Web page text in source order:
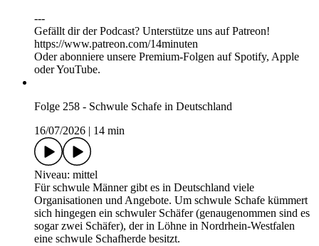
---
Gefällt dir der Podcast? Unterstütze uns auf ⁠⁠⁠⁠⁠⁠⁠⁠⁠⁠⁠⁠Patreon⁠⁠⁠⁠⁠⁠⁠⁠⁠⁠⁠⁠!
https://www.patreon.com/14minuten
Oder abonniere unsere Premium-Folgen auf Spotify, Apple
oder YouTube.
Folge 258 - Schwule Schafe in Deutschland
16/07/2026
14 min
Niveau: mittel
Für schwule Männer gibt es in Deutschland viele
Organisationen und Angebote. Um schwule Schafe kümmert
sich hingegen ein schwuler Schäfer (genaugenommen sind es
sogar zwei Schäfer), der in Löhne in Nordrhein-Westfalen
eine schwule Schafherde besitzt.